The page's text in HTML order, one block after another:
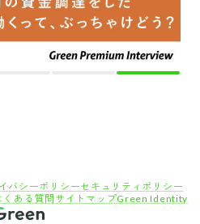
バシーポリシーセキュリティポリシー
くある質問 サイトマップGreen Identity